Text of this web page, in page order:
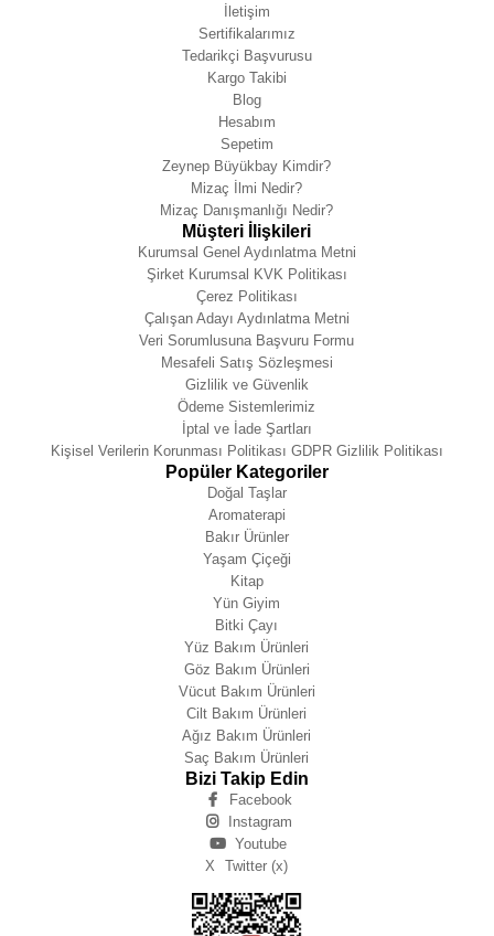
İletişim
Sertifikalarımız
Tedarikçi Başvurusu
Kargo Takibi
Blog
Hesabım
Sepetim
Zeynep Büyükbay Kimdir?
Mizaç İlmi Nedir?
Mizaç Danışmanlığı Nedir?
Müşteri İlişkileri
Kurumsal Genel Aydınlatma Metni
Şirket Kurumsal KVK Politikası
Çerez Politikası
Çalışan Adayı Aydınlatma Metni
Veri Sorumlusuna Başvuru Formu
Mesafeli Satış Sözleşmesi
Gizlilik ve Güvenlik
Ödeme Sistemlerimiz
İptal ve İade Şartları
Kişisel Verilerin Korunması Politikası GDPR Gizlilik Politikası
Popüler Kategoriler
Doğal Taşlar
Aromaterapi
Bakır Ürünler
Yaşam Çiçeği
Kitap
Yün Giyim
Bitki Çayı
Yüz Bakım Ürünleri
Göz Bakım Ürünleri
Vücut Bakım Ürünleri
Cilt Bakım Ürünleri
Ağız Bakım Ürünleri
Saç Bakım Ürünleri
Bizi Takip Edin
Facebook
Instagram
Youtube
X
Twitter (x)